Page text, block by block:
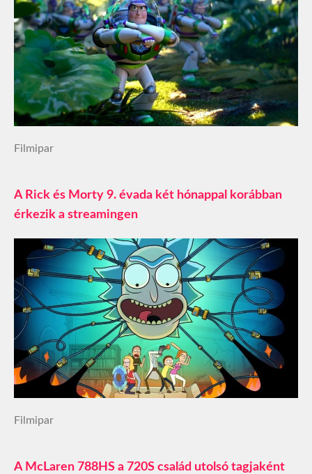
Filmipar
A Rick és Morty 9. évada két hónappal korábban
érkezik a streamingen
Filmipar
A McLaren 788HS a 720S család utolsó tagjaként